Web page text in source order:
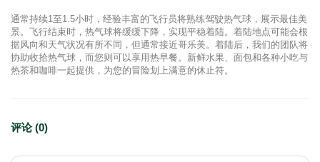
通常持续1至1.5小时，经验丰富的飞行员将熟练驾驶热气球，展示最佳美
景。飞行结束时，热气球将缓缓下降，实现平稳着陆。着陆地点可能会根
据风向和天气状况有所不同，但通常接近哥乐美。着陆后，我们的团队将
协助收拾热气球，而您则可以享用热早餐。新鲜水果、面包和各种小吃与
热茶和咖啡一起提供，为您的冒险划上满意的休止符。
评论 (0)